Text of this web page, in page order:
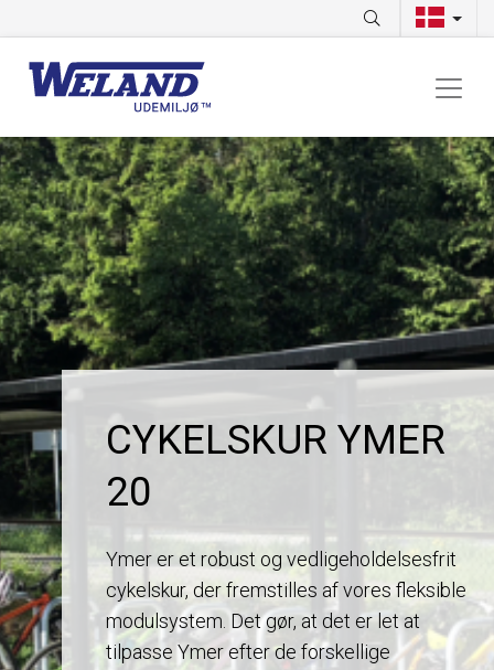
CYKELSKUR YMER
20
Ymer er et robust og vedligeholdelsesfrit
cykelskur, der fremstilles af vores fleksible
modulsystem. Det gør, at det er let at
tilpasse Ymer efter de forskellige